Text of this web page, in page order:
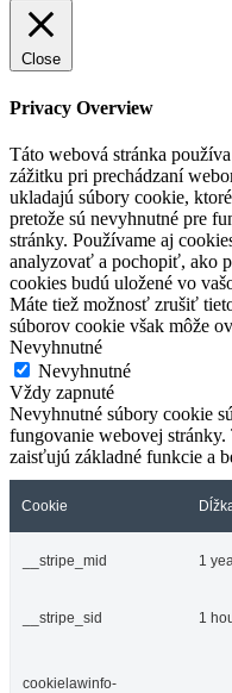
Close
Privacy Overview
Táto webová stránka
zážitku pri prechádzaní
ukladajú súbory cookie,
pretože sú nevyhnutné pre
stránky. Používame aj
analyzovať a pochopiť, ako
cookies budú uložené vo
Máte tiež možnosť zrušiť
súborov cookie však môže
Nevyhnutné
Nevyhnutné
Vždy zapnuté
Nevyhnutné súbory cookie
fungovanie webovej
zaisťujú základné funkcie a
Cookie
__stripe_mid 1
__stripe_sid 1
cookielawinfo-